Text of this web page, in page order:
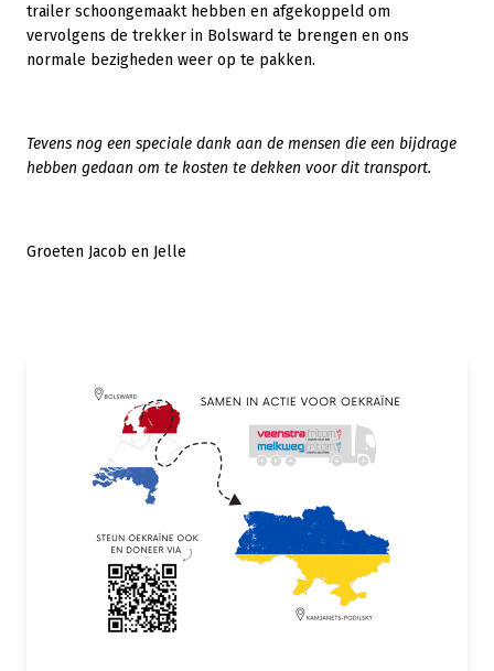
trailer schoongemaakt hebben en afgekoppeld om
vervolgens de trekker in Bolsward te brengen en ons
normale bezigheden weer op te pakken.
Tevens nog een speciale dank aan de mensen die een bijdrage
hebben gedaan om te kosten te dekken voor dit transport.
Groeten Jacob en Jelle